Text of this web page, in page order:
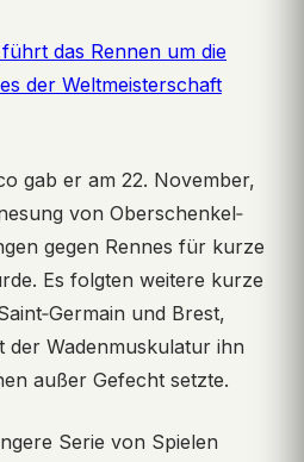
das Rennen um die
der Weltmeisterschaft
gab er am 22. November,
von Oberschenkel‑
gegen Rennes für kurze
Es folgten weitere kurze
und Brest,
der Wadenmuskulatur ihn
außer Gefecht setzte.
Serie von Spielen